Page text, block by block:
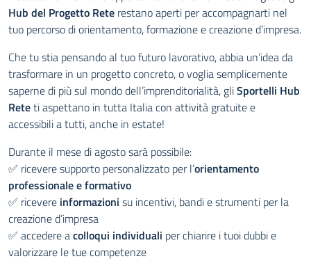
Hub del Progetto Rete restano aperti per accompagnarti nel
tuo percorso di orientamento, formazione e creazione d’impresa.
Che tu stia pensando al tuo futuro lavorativo, abbia un’idea da
trasformare in un progetto concreto, o voglia semplicemente
saperne di più sul mondo dell’imprenditorialità, gliSportelli Hub
Reteti aspettano in tutta Italia con attività gratuite e
accessibili a tutti, anche in estate!
Durante il mese di agosto sarà possibile:
✅ ricevere supporto personalizzato per l’orientamento
professionale e formativo
✅ ricevere informazioni su incentivi, bandi e strumenti per la
creazione d’impresa
✅ accedere acolloqui individuali per chiarire i tuoi dubbi e
valorizzare le tue competenze